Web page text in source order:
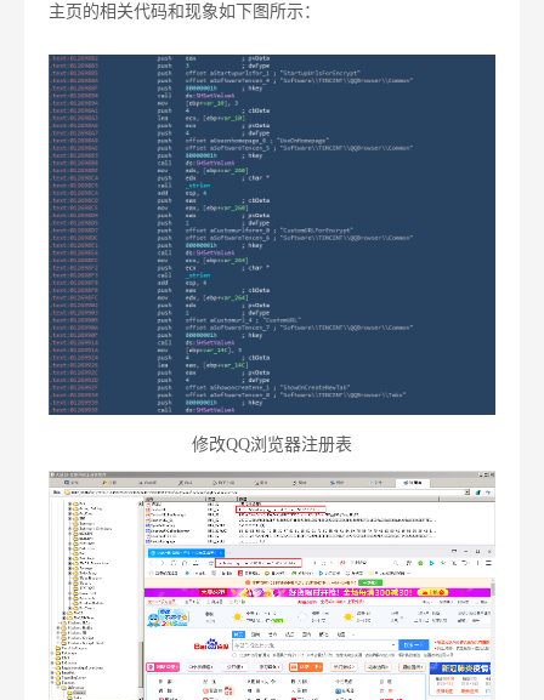
主页的相关代码和现象如下图所示：
修改QQ浏览器注册表